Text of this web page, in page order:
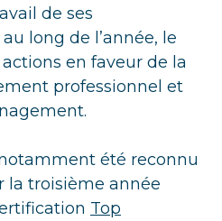
de ses
long de l’année, le
en faveur de la
professionnel et
été reconnu
la troisième année
Top